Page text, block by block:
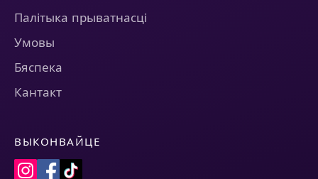
Палітыка прыватнасці
Умовы
Бяспека
Кантакт
ВЫКОНВАЙЦЕ